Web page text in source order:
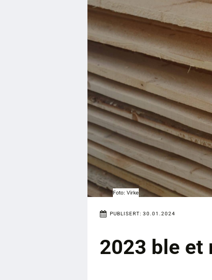
Foto: Virke
PUBLISERT: 30.01.2024
2023 ble et